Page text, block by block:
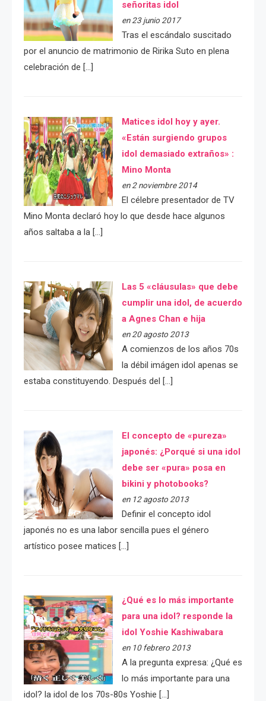
señoritas idol
en 23 junio 2017
Tras el escándalo suscitado
por el anuncio de matrimonio de Ririka Suto en plena
celebración de […]
Matices idol hoy y ayer.
«Están surgiendo grupos
idol demasiado extraños» :
Mino Monta
en 2 noviembre 2014
El célebre presentador de TV
Mino Monta declaró hoy lo que desde hace algunos
años saltaba a la […]
Las 5 «cláusulas» que debe
cumplir una idol, de acuerdo
a Agnes Chan e hija
en 20 agosto 2013
A comienzos de los años 70s
la débil imágen idol apenas se
estaba constituyendo. Después del […]
El concepto de «pureza»
japonés: ¿Porqué si una idol
debe ser «pura» posa en
bikini y photobooks?
en 12 agosto 2013
Definir el concepto idol
japonés no es una labor sencilla pues el género
artístico posee matices […]
¿Qué es lo más importante
para una idol? responde la
idol Yoshie Kashiwabara
en 10 febrero 2013
A la pregunta expresa: ¿Qué es
lo más importante para una
idol? la idol de los 70s-80s Yoshie […]